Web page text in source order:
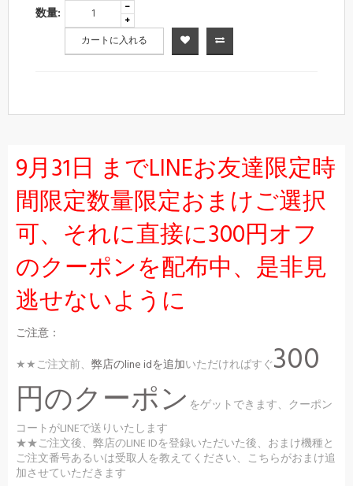
数量:
カートに入れる
9月31日 までLINEお友達限定時
間限定数量限定おまけご選択
可、それに直接に300円オフ
のクーポンを配布中、是非見
逃せないように
ご注意：
★★ご注文前、 弊店のline idを追加いただければすぐ300
円のクーポン をゲットできます、クーポン
コートがLINEで送りいたします
★★ご注文後、弊店のLINE IDを登録いただいた後、おまけ機種と
ご注文番号あるいは受取人を教えてください、こちらがおまけ追
加させていただきます